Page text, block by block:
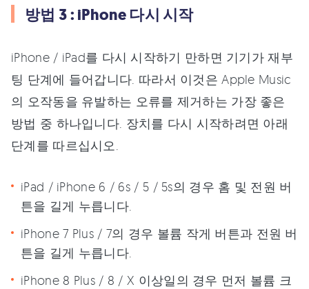
방법 3 : iPhone 다시 시작
iPhone / iPad를 다시 시작하기 만하면 기기가 재부
팅 단계에 들어갑니다. 따라서 이것은 Apple Music
의 오작동을 유발하는 오류를 제거하는 가장 좋은
방법 중 하나입니다. 장치를 다시 시작하려면 아래
단계를 따르십시오.
iPad / iPhone 6 / 6s / 5 / 5s의 경우 홈 및 전원 버
튼을 길게 누릅니다.
iPhone 7 Plus / 7의 경우 볼륨 작게 버튼과 전원 버
튼을 길게 누릅니다.
iPhone 8 Plus / 8 / X 이상일의 경우 먼저 볼륨 크